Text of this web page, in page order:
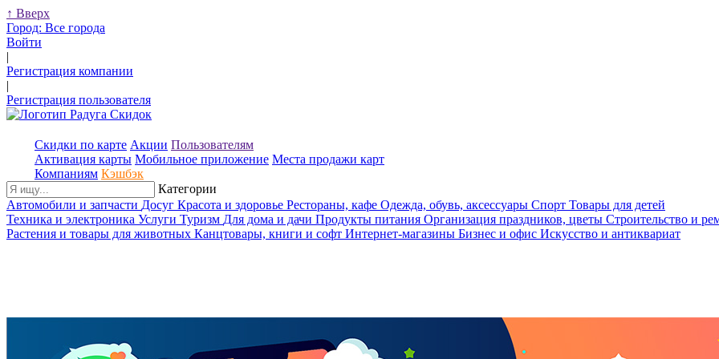
↑ Вверх
Город: Все города
Войти
|
Регистрация компании
|
Регистрация пользователя
Скидки по карте Акции Пользователям
Активация карты Мобильное приложение Места продажи карт
Компаниям Кэшбэк
Категории
Автомобили и запчасти Досуг Красота и здоровье Рестораны, кафе Одежда, обувь, аксессуары Спорт Товары для детей
Техника и электроника Услуги Туризм Для дома и дачи Продукты питания Организация праздников, цветы Строительство и
Растения и товары для животных Канцтовары, книги и софт Интернет-магазины Бизнес и офис Искусство и антиквариат